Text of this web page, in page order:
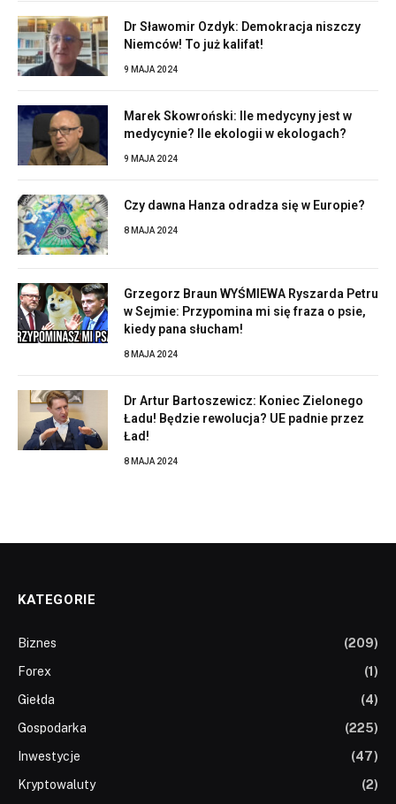
Dr Sławomir Ozdyk: Demokracja niszczy
Niemców! To już kalifat!
9 MAJA 2024
Marek Skowroński: Ile medycyny jest w
medycynie? Ile ekologii w ekologach?
9 MAJA 2024
Czy dawna Hanza odradza się w Europie?
8 MAJA 2024
Grzegorz Braun WYŚMIEWA Ryszarda Petru
w Sejmie: Przypomina mi się fraza o psie,
kiedy pana słucham!
8 MAJA 2024
Dr Artur Bartoszewicz: Koniec Zielonego
Ładu! Będzie rewolucja? UE padnie przez
Ład!
8 MAJA 2024
KATEGORIE
Biznes
(209)
Forex
(1)
Giełda
(4)
Gospodarka
(225)
Inwestycje
(47)
Kryptowaluty
(2)